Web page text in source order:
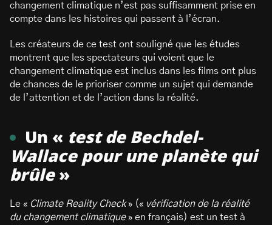
changement climatique n’est pas suffisamment prise en
compte dans les histoires qui passent à l’écran.
Les créateurs de ce test ont souligné que les études
montrent que les spectateurs qui voient que le
changement climatique est inclus dans les films ont plus
de chances de le prioriser comme un sujet qui demande
de l’attention et de l’action dans la réalité.
Un « test de Bechdel-
Wallace pour une planète qui
brûle»
Le « Climate Reality Check» (« vérification de la réalité
du changement climatique» en français) est un test à